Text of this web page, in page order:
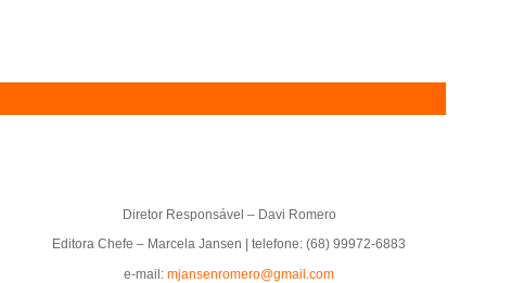
Diretor Responsável – Davi Romero
Editora Chefe – Marcela Jansen | telefone: (68) 99972-6883
e-mail: mjansenromero@gmail.com